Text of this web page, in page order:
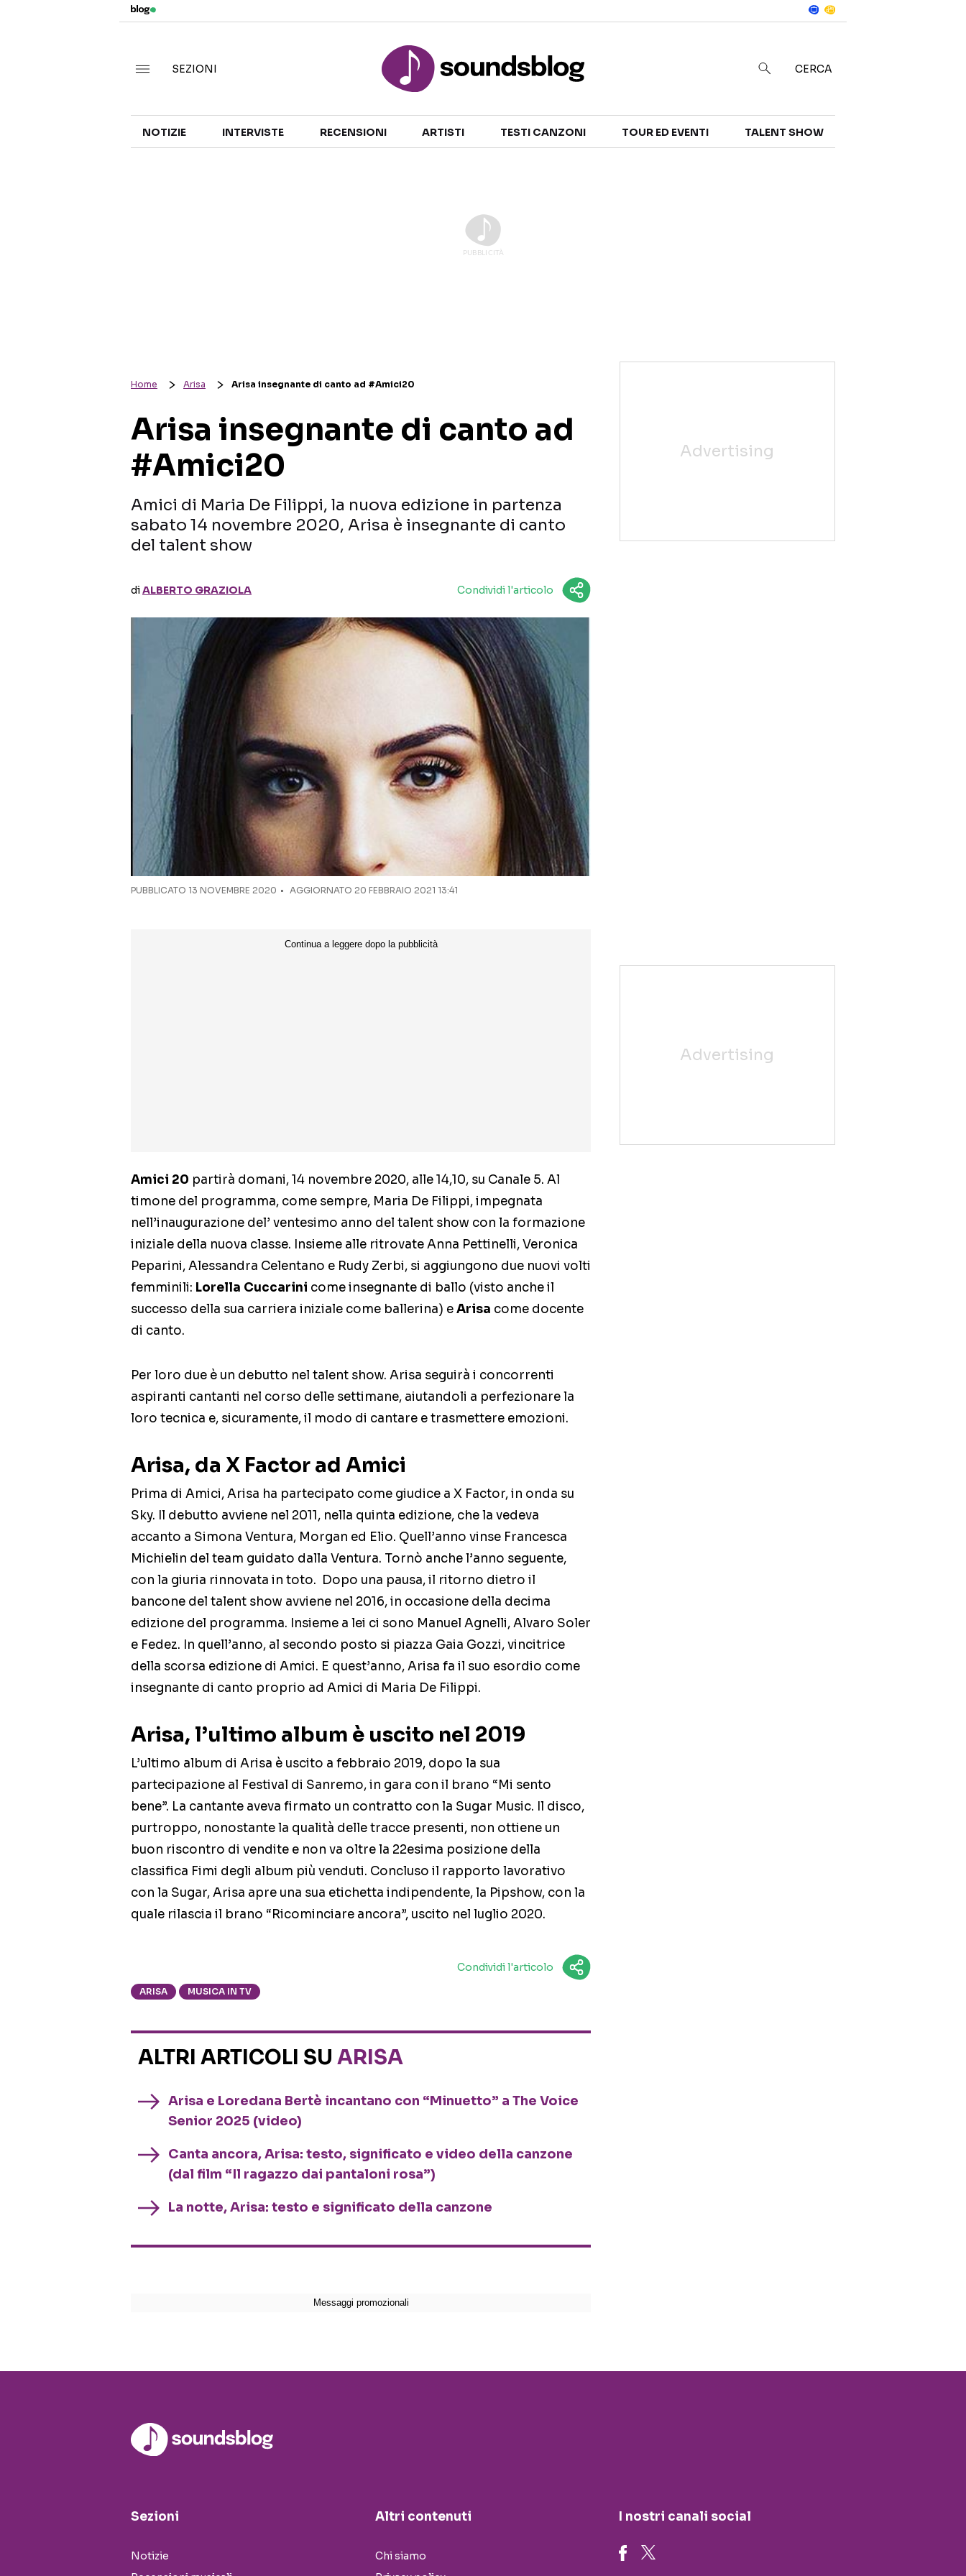
TALENT SHOW
SEZIONI CERCA
NOTIZIE INTERVISTE RECENSIONI ARTISTI TESTI CANZONI TOUR ED EVENTI TALENT SHOW
Home Arisa Arisa insegnante di canto ad #Amici20
Arisa insegnante di canto ad
#Amici20
Amici di Maria De Filippi, la nuova edizione in partenza
sabato 14 novembre 2020, Arisa è insegnante di canto
del talent show
diALBERTO GRAZIOLA Condividi l'articolo
PUBBLICATO 13 NOVEMBRE 2020 AGGIORNATO 20 FEBBRAIO 2021 13:41
Amici 20 partirà domani, 14 novembre 2020, alle 14,10, su Canale 5. Al
timone del programma, come sempre, Maria De Filippi, impegnata
nell’inaugurazione del’ ventesimo anno del talent show con la formazione
iniziale della nuova classe. Insieme alle ritrovate Anna Pettinelli, Veronica
Peparini, Alessandra Celentano e Rudy Zerbi, si aggiungono due nuovi volti
femminili: Lorella Cuccarini come insegnante di ballo (visto anche il
successo della sua carriera iniziale come ballerina) eArisa come docente
di canto.
Per loro due è un debutto nel talent show. Arisa seguirà i concorrenti
aspiranti cantanti nel corso delle settimane, aiutandoli a perfezionare la
loro tecnica e, sicuramente, il modo di cantare e trasmettere emozioni.
Arisa, da X Factor ad Amici
Prima di Amici, Arisa ha partecipato come giudice a X Factor, in onda su
Sky. Il debutto avviene nel 2011, nella quinta edizione, che la vedeva
accanto a Simona Ventura, Morgan ed Elio. Quell’anno vinse Francesca
Michielin del team guidato dalla Ventura. Tornò anche l’anno seguente,
con la giuria rinnovata in toto. Dopo una pausa, il ritorno dietro il
bancone del talent show avviene nel 2016, in occasione della decima
edizione del programma. Insieme a lei ci sono Manuel Agnelli, Alvaro Soler
e Fedez. In quell’anno, al secondo posto si piazza Gaia Gozzi, vincitrice
della scorsa edizione di Amici. E quest’anno, Arisa fa il suo esordio come
insegnante di canto proprio ad Amici di Maria De Filippi.
Arisa, l’ultimo album è uscito nel 2019
L’ultimo album di Arisa è uscito a febbraio 2019, dopo la sua
partecipazione al Festival di Sanremo, in gara con il brano “Mi sento
bene”. La cantante aveva firmato un contratto con la Sugar Music. Il disco,
purtroppo, nonostante la qualità delle tracce presenti, non ottiene un
buon riscontro di vendite e non va oltre la 22esima posizione della
classifica Fimi degli album più venduti. Concluso il rapporto lavorativo
con la Sugar, Arisa apre una sua etichetta indipendente, la Pipshow, con la
quale rilascia il brano “Ricominciare ancora”, uscito nel luglio 2020.
Condividi l'articolo
ARISA MUSICA IN TV
ALTRI ARTICOLI SU ARISA
Arisa e Loredana Bertè incantano con “Minuetto” a The Voice
Senior 2025 (video)
Canta ancora, Arisa: testo, significato e video della canzone
(dal film “Il ragazzo dai pantaloni rosa”)
La notte, Arisa: testo e significato della canzone
Sezioni
Notizie
Altri contenuti
Chi siamo
I nostri canali social